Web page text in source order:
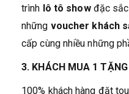
trình lô tô showđặc sắc
những voucher khách
cấp cùng nhiều những
3. KHÁCH MUA 1
100% khách hàng đặt